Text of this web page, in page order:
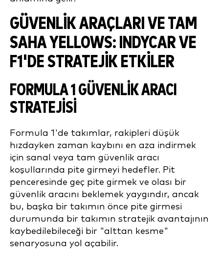
GÜVENLIK ARAÇLARI VE TAM
SAHA YELLOWS: INDYCAR VE
F1'DE STRATEJIK ETKILER
FORMULA 1 GÜVENLIK ARACI
STRATEJISI
Formula 1'de takımlar, rakipleri düşük
hızdayken zaman kaybını en aza indirmek
için sanal veya tam güvenlik aracı
koşullarında pite girmeyi hedefler. Pit
penceresinde geç pite girmek ve olası bir
güvenlik aracını beklemek yaygındır, ancak
bu, başka bir takımın önce pite girmesi
durumunda bir takımın stratejik avantajının
kaybedilebileceği bir "alttan kesme"
senaryosuna yol açabilir.